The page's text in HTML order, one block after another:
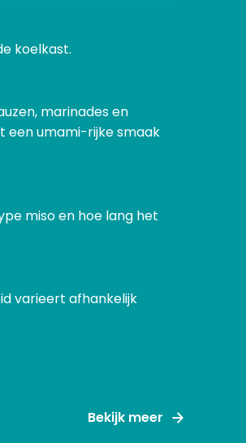
koelkast.
marinades en
een umami-rijke smaak
miso en hoe lang het
varieert afhankelijk
Bekijk meer